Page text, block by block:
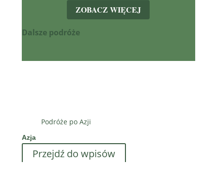
ZOBACZ WIĘCEJ
Dalsze podróże
Podróże po Azji
Azja
Przejdź do wpisów